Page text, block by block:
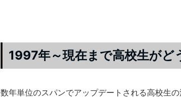
1997年～現在まで高校生がど
数年単位のスパンでアップデートされる高校生の